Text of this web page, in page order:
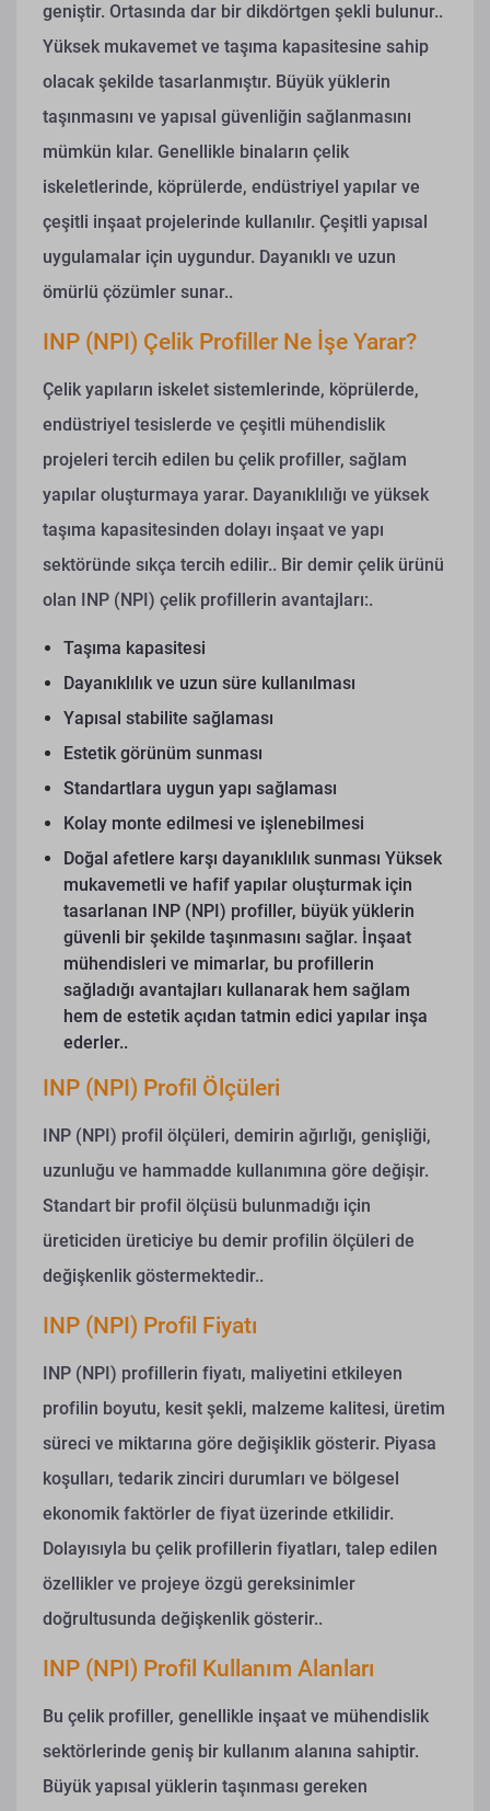
geniştir. Ortasında dar bir dikdörtgen şekli bulunur..
Yüksek mukavemet ve taşıma kapasitesine sahip
olacak şekilde tasarlanmıştır. Büyük yüklerin
taşınmasını ve yapısal güvenliğin sağlanmasını
mümkün kılar. Genellikle binaların çelik
iskeletlerinde, köprülerde, endüstriyel yapılar ve
çeşitli inşaat projelerinde kullanılır. Çeşitli yapısal
uygulamalar için uygundur. Dayanıklı ve uzun
ömürlü çözümler sunar..
INP (NPI) Çelik Profiller Ne İşe Yarar?
Çelik yapıların iskelet sistemlerinde, köprülerde,
endüstriyel tesislerde ve çeşitli mühendislik
projeleri tercih edilen bu çelik profiller, sağlam
yapılar oluşturmaya yarar. Dayanıklılığı ve yüksek
taşıma kapasitesinden dolayı inşaat ve yapı
sektöründe sıkça tercih edilir.. Bir demir çelik ürünü
olan INP (NPI) çelik profillerin avantajları:.
Taşıma kapasitesi
Dayanıklılık ve uzun süre kullanılması
Yapısal stabilite sağlaması
Estetik görünüm sunması
Standartlara uygun yapı sağlaması
Kolay monte edilmesi ve işlenebilmesi
Doğal afetlere karşı dayanıklılık sunması Yüksek
mukavemetli ve hafif yapılar oluşturmak için
tasarlanan INP (NPI) profiller, büyük yüklerin
güvenli bir şekilde taşınmasını sağlar. İnşaat
mühendisleri ve mimarlar, bu profillerin
sağladığı avantajları kullanarak hem sağlam
hem de estetik açıdan tatmin edici yapılar inşa
ederler..
INP (NPI) Profil Ölçüleri
INP (NPI) profil ölçüleri, demirin ağırlığı, genişliği,
uzunluğu ve hammadde kullanımına göre değişir.
Standart bir profil ölçüsü bulunmadığı için
üreticiden üreticiye bu demir profilin ölçüleri de
değişkenlik göstermektedir..
INP (NPI) Profil Fiyatı
INP (NPI) profillerin fiyatı, maliyetini etkileyen
profilin boyutu, kesit şekli, malzeme kalitesi, üretim
süreci ve miktarına göre değişiklik gösterir. Piyasa
koşulları, tedarik zinciri durumları ve bölgesel
ekonomik faktörler de fiyat üzerinde etkilidir.
Dolayısıyla bu çelik profillerin fiyatları, talep edilen
özellikler ve projeye özgü gereksinimler
doğrultusunda değişkenlik gösterir..
INP (NPI) Profil Kullanım Alanları
Bu çelik profiller, genellikle inşaat ve mühendislik
sektörlerinde geniş bir kullanım alanına sahiptir.
Büyük yapısal yüklerin taşınması gereken